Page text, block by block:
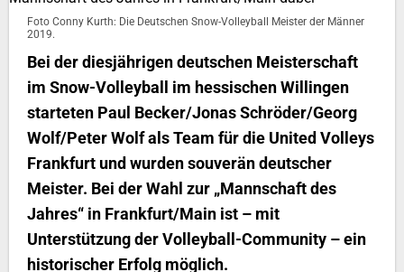
Foto Conny Kurth: Die Deutschen Snow-Volleyball Meister der Männer
2019.
Bei der diesjährigen deutschen Meisterschaft
im Snow-Volleyball im hessischen Willingen
starteten Paul Becker/Jonas Schröder/Georg
Wolf/Peter Wolf als Team für die United Volleys
Frankfurt und wurden souverän deutscher
Meister. Bei der Wahl zur „Mannschaft des
Jahres“ in Frankfurt/Main ist – mit
Unterstützung der Volleyball-Community – ein
historischer Erfolg möglich.